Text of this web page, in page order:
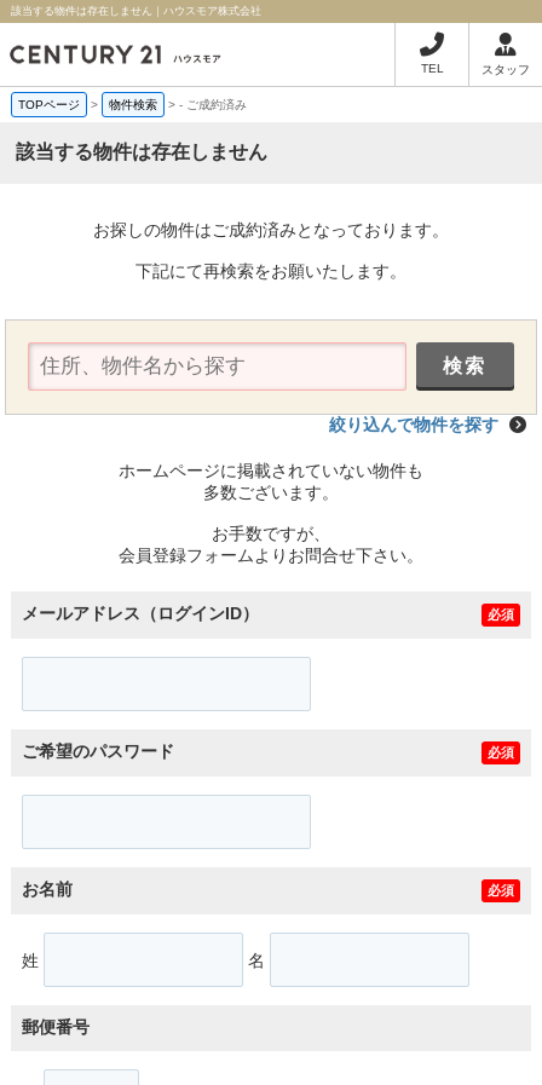
該当する物件は存在しません｜ハウスモア株式会社
TEL スタッフ
TOPページ > 物件検索 >- ご成約済み
該当する物件は存在しません
お探しの物件はご成約済みとなっております。
下記にて再検索をお願いたします。
絞り込んで物件を探す
ホームページに掲載されていない物件も
多数ございます。
お手数ですが、
会員登録フォームよりお問合せ下さい。
メールアドレス（ログインID） 必須
ご希望のパスワード 必須
お名前 必須
姓 名
郵便番号